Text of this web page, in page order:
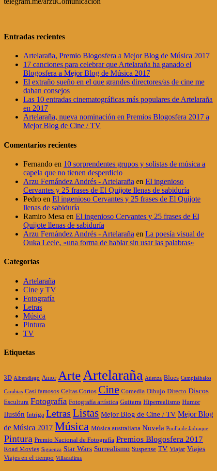
Entradas recientes
Artelaraña, Premio Blogosfera a Mejor Blog de Música 2017
17 canciones para celebrar que Artelaraña ha ganado el
Blogosfera a Mejor Blog de Música 2017
El extraño sueño en el que grandes directores/as de cine me
daban consejos
Las 10 entradas cinematográficas más populares de Artelaraña
en 2017
Artelaraña, nueva nominación en Premios Blogosfera 2017 a
Mejor Blog de Cine / TV
Comentarios recientes
Fernando en 10 sorprendentes grupos y solistas de música a
capela que no tienen desperdicio
Arzu Fernández Andrés - Artelaraña en El ingenioso
Cervantes y 25 frases de El Quijote llenas de sabiduría
Pedro en El ingenioso Cervantes y 25 frases de El Quijote
llenas de sabiduría
Ramiro Mesa en El ingenioso Cervantes y 25 frases de El
Quijote llenas de sabiduría
Arzu Fernández Andrés - Artelaraña en La poesía visual de
Ouka Leele, «una forma de hablar sin usar las palabras»
Categorías
Artelaraña
Cine y TV
Fotografía
Letras
Música
Pintura
TV
Etiquetas
3D Albendiego Amor Arte Artelaraña Atienza Blues Campisábalos
Carabias Casi famosos Celtas Cortos Cine Comedia Dibujo Directo Discos
Escultura Fotografía Fotografía artística Guitarra Hiperrealismo Humor
Ilusión Intriga Letras Listas Mejor Blog de Cine / TV Mejor Blog
de Música 2017 Música Música australiana Novela Pinilla de Jadraque
Pintura Premio Nacional de Fotografía Premios Blogosfera 2017
Road Movies Sigüenza Star Wars Surrealismo Suspense TV Viajar Viajes
Viajes en el tiempo Villacadima